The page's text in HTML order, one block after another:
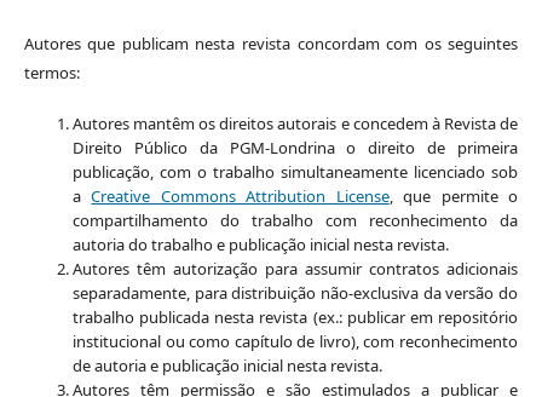
Autores que publicam nesta revista concordam com os seguintes
termos:
Autores mantêm os direitos autorais e concedem à Revista de
Direito Público da PGM-Londrina o direito de primeira
publicação, com o trabalho simultaneamente licenciado sob
aCreative Commons Attribution License, que permite o
compartilhamento do trabalho com reconhecimento da
autoria do trabalho e publicação inicial nesta revista.
Autores têm autorização para assumir contratos adicionais
separadamente, para distribuição não-exclusiva da versão do
trabalho publicada nesta revista (ex.: publicar em repositório
institucional ou como capítulo de livro), com reconhecimento
de autoria e publicação inicial nesta revista.
Autores têm permissão e são estimulados a publicar e